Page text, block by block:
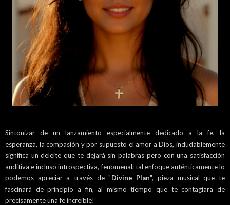
Sintonizar de un lanzamiento especialmente dedicado a la fe, la
esperanza, la compasión y por supuesto el amor a Dios, indudablemente
significa un deleite que te dejará sin palabras pero con una satisfacción
auditiva e incluso introspectiva, fenomenal; tal enfoque auténticamente lo
podemos apreciar a través de "Divine Plan", pieza musical que te
fascinará de principio a fin, al mismo tiempo que te contagiara de
precisamente una fe increíble!